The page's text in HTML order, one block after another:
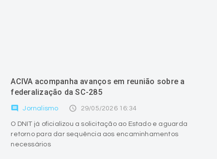
ACIVA acompanha avanços em reunião sobre a
federalização da SC-285
comment Jornalismo access_time 29/05/2026 16:34
O DNIT já oficializou a solicitação ao Estado e aguarda
retorno para dar sequência aos encaminhamentos
necessários